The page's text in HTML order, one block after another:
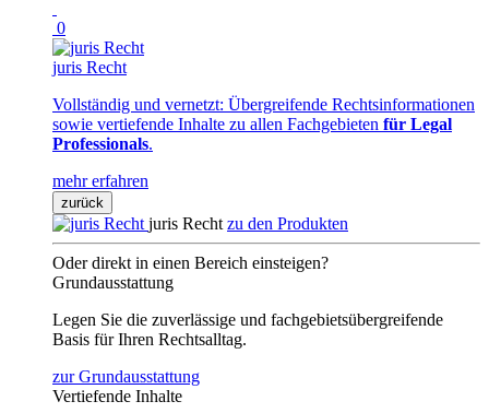
0
juris Recht
Vollständig und vernetzt: Übergreifende Rechtsinformationen
sowie vertiefende Inhalte zu allen Fachgebieten für Legal
Professionals.
mehr erfahren
zurück
juris Recht zu den Produkten
Oder direkt in einen Bereich einsteigen?
Grundausstattung
Legen Sie die zuverlässige und fachgebietsübergreifende
Basis für Ihren Rechtsalltag.
zur Grundausstattung
Vertiefende Inhalte